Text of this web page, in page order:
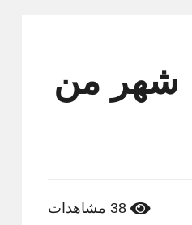
شهر من
38 مشاهدات